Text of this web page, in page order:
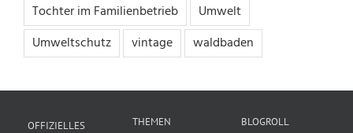
Tochter im Familienbetrieb
Umwelt
Umweltschutz
vintage waldbaden
OFFIZIELLES THEMEN BLOGROLL